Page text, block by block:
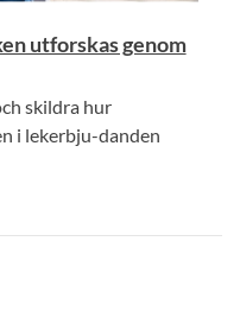
utforskas genom
skildra hur
i lekerbju-danden